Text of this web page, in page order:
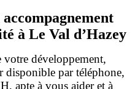
accompagnement
à Le Val d’Hazey
développement,
disponible par téléphone,
apte à vous aider et à